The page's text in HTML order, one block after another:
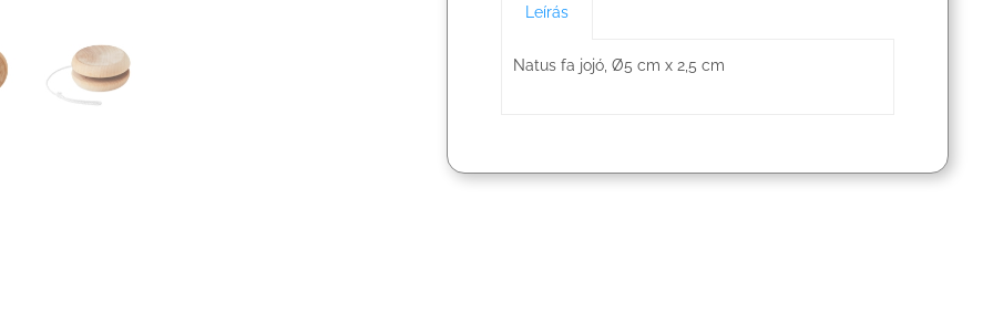
mennyiség
Leírás
Natus fa jojó, Ø5 cm x 2,5 cm